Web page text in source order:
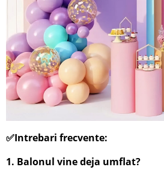
✅Intrebari frecvente:
1. Balonul vine deja umflat?